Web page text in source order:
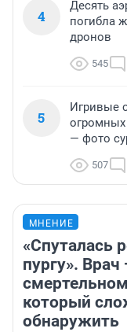
4
Десять
погибла
дронов
545
5
Игривые
огромных
— фото
507
МНЕНИЕ
«Спуталась
пургу». Врач
который
обнаружить